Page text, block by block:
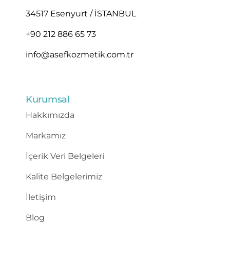
34517 Esenyurt / İSTANBUL
+90 212 886 65 73
info@asefkozmetik.com.tr
Kurumsal
Hakkımızda
Markamız
İçerik Veri Belgeleri
Kalite Belgelerimiz
İletişim
Blog